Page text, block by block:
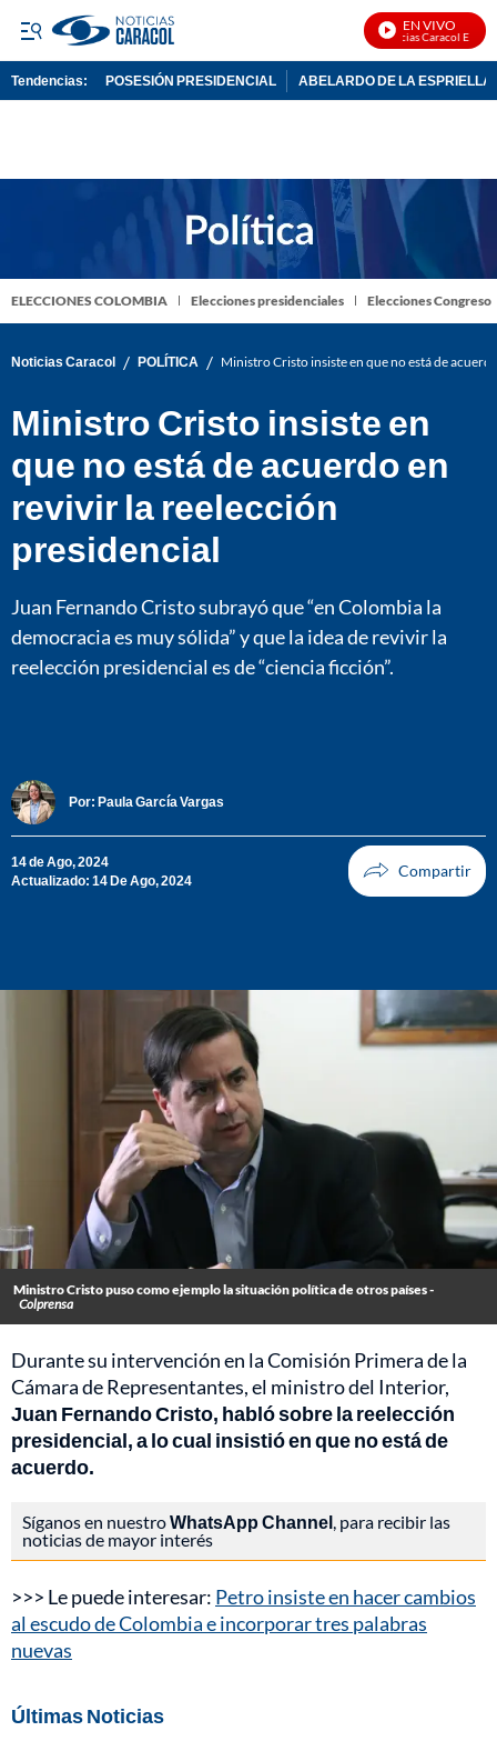
EN VIVO
Noticias Caracol En Vivo
Tendencias: POSESIÓN PRESIDENCIAL ABELARDO DE LA ESPRIELLA
ELECCIONES COLOMBIA Elecciones presidenciales Elecciones Congreso
Noticias Caracol / POLÍTICA / Ministro Cristo insiste en que no está de
Ministro Cristo insiste en
que no está de acuerdo en
revivir la reelección
presidencial
Juan Fernando Cristo subrayó que “en Colombia la
democracia es muy sólida” y que la idea de revivir la
reelección presidencial es de “ciencia ficción”.
Por: Paula García Vargas
14 de Ago, 2024
Actualizado: 14 De Ago, 2024
Ministro Cristo puso como ejemplo la situación política de otros países -
Colprensa
Durante su intervención en la Comisión Primera de la
Cámara de Representantes, el ministro del Interior,
Juan Fernando Cristo, habló sobre la reelección
presidencial, a lo cual insistió en que no está de
acuerdo.
Síganos en nuestroWhatsApp Channel, para recibir las
noticias de mayor interés
>>> Le puede interesar: Petro insiste en hacer cambios
al escudo de Colombia e incorporar tres palabras
nuevas
Últimas Noticias